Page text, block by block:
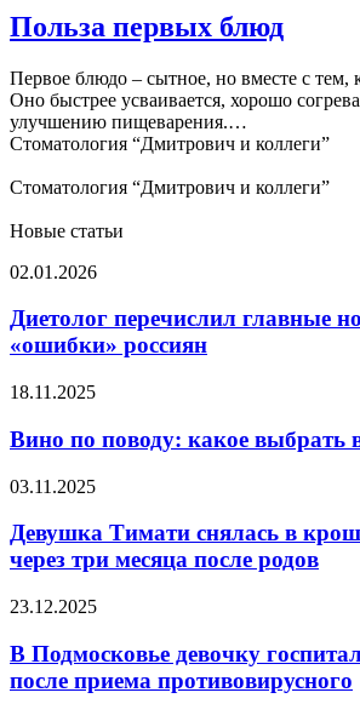
Польза первых блюд
Первое блюдо – сытное, но вместе с тем,
Оно быстрее усваивается, хорошо
улучшению пищеварения.…
Стоматология “Дмитрович и коллеги”
Стоматология “Дмитрович и коллеги”
Новые статьи
Диетолог
главные
новогодние
«ошибки»
02.01.2026
Диетолог перечислил главные
«ошибки» россиян
Вино
поводу:
какое
выбрать
вино?
18.11.2025
Вино по поводу: какое выбрать
Девушка
снялась
в
крошечном
через
месяца
после
03.11.2025
Девушка Тимати снялась в
через три месяца после родов
В
девочку
госпитализировали
после
23.12.2025
В Подмосковье девочку
после приема противовирусного